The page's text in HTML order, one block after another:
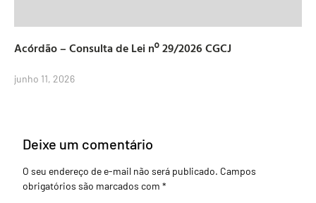
Acórdão – Consulta de Lei nº 29/2026 CGCJ
junho 11, 2026
Deixe um comentário
O seu endereço de e-mail não será publicado. Campos
obrigatórios são marcados com *